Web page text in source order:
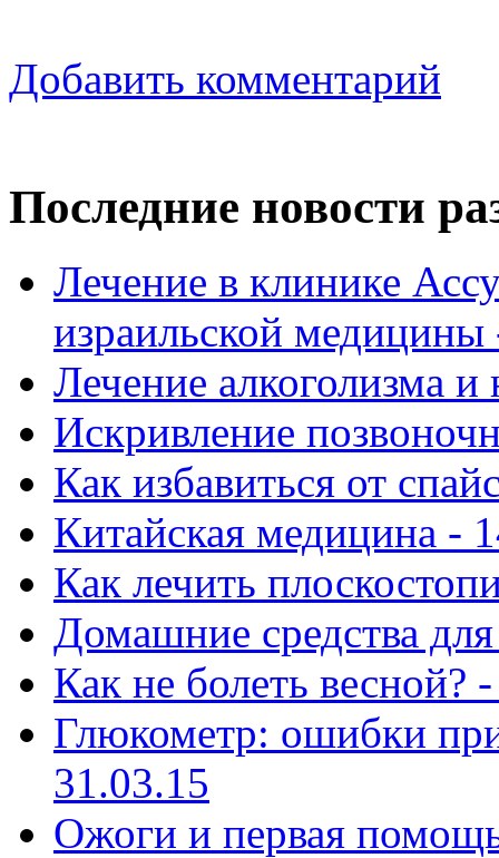
Добавить комментарий
Последние новости
Лечение в клинике
израильской
Лечение алкоголизма
Искривление
Как избавиться от
Китайская медицина -
Как лечить
Домашние средства
Как не болеть весной?
Глюкометр: ошибки
31.03.15
Ожоги и первая